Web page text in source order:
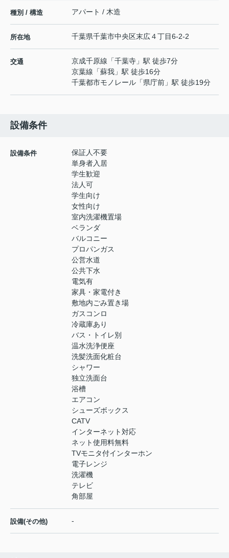
種別 / 構造 アパート / 木造
所在地 千葉県千葉市中央区末広４丁目6-2-2
交通 京成千原線 「千葉寺 」駅 徒歩7分
京葉線 「蘇我 」駅 徒歩16分
千葉都市モノレール 「県庁前 」駅 徒歩19分
設備条件
設備条件
保証人不要
単身者入居
学生歓迎
法人可
学生向け
女性向け
室内洗濯機置場
ベランダ
バルコニー
プロパンガス
公営水道
公共下水
電気有
家具・家電付き
敷地内ごみ置き場
ガスコンロ
冷蔵庫あり
バス・トイレ別
温水洗浄便座
洗髪洗面化粧台
シャワー
独立洗面台
浴槽
エアコン
シューズボックス
CATV
インターネット対応
ネット使用料無料
TVモニタ付インターホン
電子レンジ
洗濯機
テレビ
角部屋
設備(その他) -